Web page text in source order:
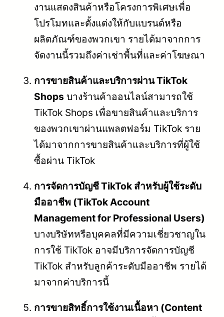
งานแสดงสินค้าหรือโครงการพิเศษเพื่อ
โปรโมทและตั้งแต่งให้กับแบรนด์หรือ
ผลิตภัณฑ์ของพวกเขา รายได้มาจากการ
จัดงานนี้รวมถึงค่าเช่าพื้นที่และค่าโฆษณา
การขายสินค้าและบริการผ่าน TikTok
Shops บางร้านค้าออนไลน์สามารถใช้
TikTok Shops เพื่อขายสินค้าและบริการ
ของพวกเขาผ่านแพลตฟอร์ม TikTok ราย
ได้มาจากการขายสินค้าและบริการที่ผู้ใช้
ซื้อผ่าน TikTok
การจัดการบัญชี TikTok สำหรับผู้ใช้ระดับ
มืออาชีพ (TikTok Account
Management for Professional Users)
บางบริษัทหรือบุคคลที่มีความเชี่ยวชาญใน
การใช้ TikTok อาจมีบริการจัดการบัญชี
TikTok สำหรับลูกค้าระดับมืออาชีพ รายได้
มาจากค่าบริการนี้
การขายสิทธิ์การใช้งานเนื้อหา (Content